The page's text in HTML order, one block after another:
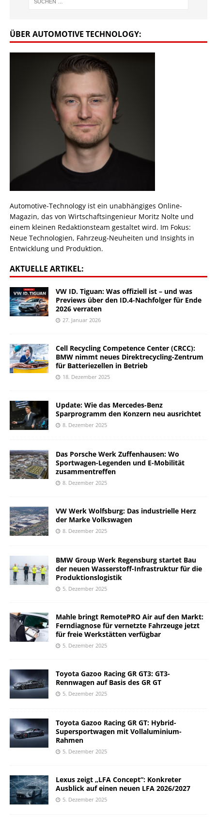
ÜBER AUTOMOTIVE TECHNOLOGY:
Automotive-Technology ist ein unabhängiges Online-
Magazin, das von Wirtschaftsingenieur Moritz Nolte und
einem kleinen Redaktionsteam gestaltet wird. Im Fokus:
Neue Technologien, Fahrzeug-Neuheiten und Insights in
Entwicklung und Produktion.
AKTUELLE ARTIKEL:
VW ID. Tiguan: Was offiziell ist – und was
Previews über den ID.4-Nachfolger für Ende
2026 verraten
27. Januar 2026
Cell Recycling Competence Center (CRCC):
BMW nimmt neues Direktrecycling-Zentrum
für Batteriezellen in Betrieb
18. Dezember 2025
Update: Wie das Mercedes-Benz
Sparprogramm den Konzern neu ausrichtet
8. Dezember 2025
Das Porsche Werk Zuffenhausen: Wo
Sportwagen-Legenden und E-Mobilität
zusammentreffen
8. Dezember 2025
VW Werk Wolfsburg: Das industrielle Herz
der Marke Volkswagen
8. Dezember 2025
BMW Group Werk Regensburg startet Bau
der neuen Wasserstoff-Infrastruktur für die
Produktionslogistik
5. Dezember 2025
Mahle bringt RemotePRO Air auf den Markt:
Ferndiagnose für vernetzte Fahrzeuge jetzt
für freie Werkstätten verfügbar
5. Dezember 2025
Toyota Gazoo Racing GR GT3: GT3-
Rennwagen auf Basis des GR GT
5. Dezember 2025
Toyota Gazoo Racing GR GT: Hybrid-
Supersportwagen mit Vollaluminium-
Rahmen
5. Dezember 2025
Lexus zeigt „LFA Concept“: Konkreter
Ausblick auf einen neuen LFA 2026/2027
5. Dezember 2025